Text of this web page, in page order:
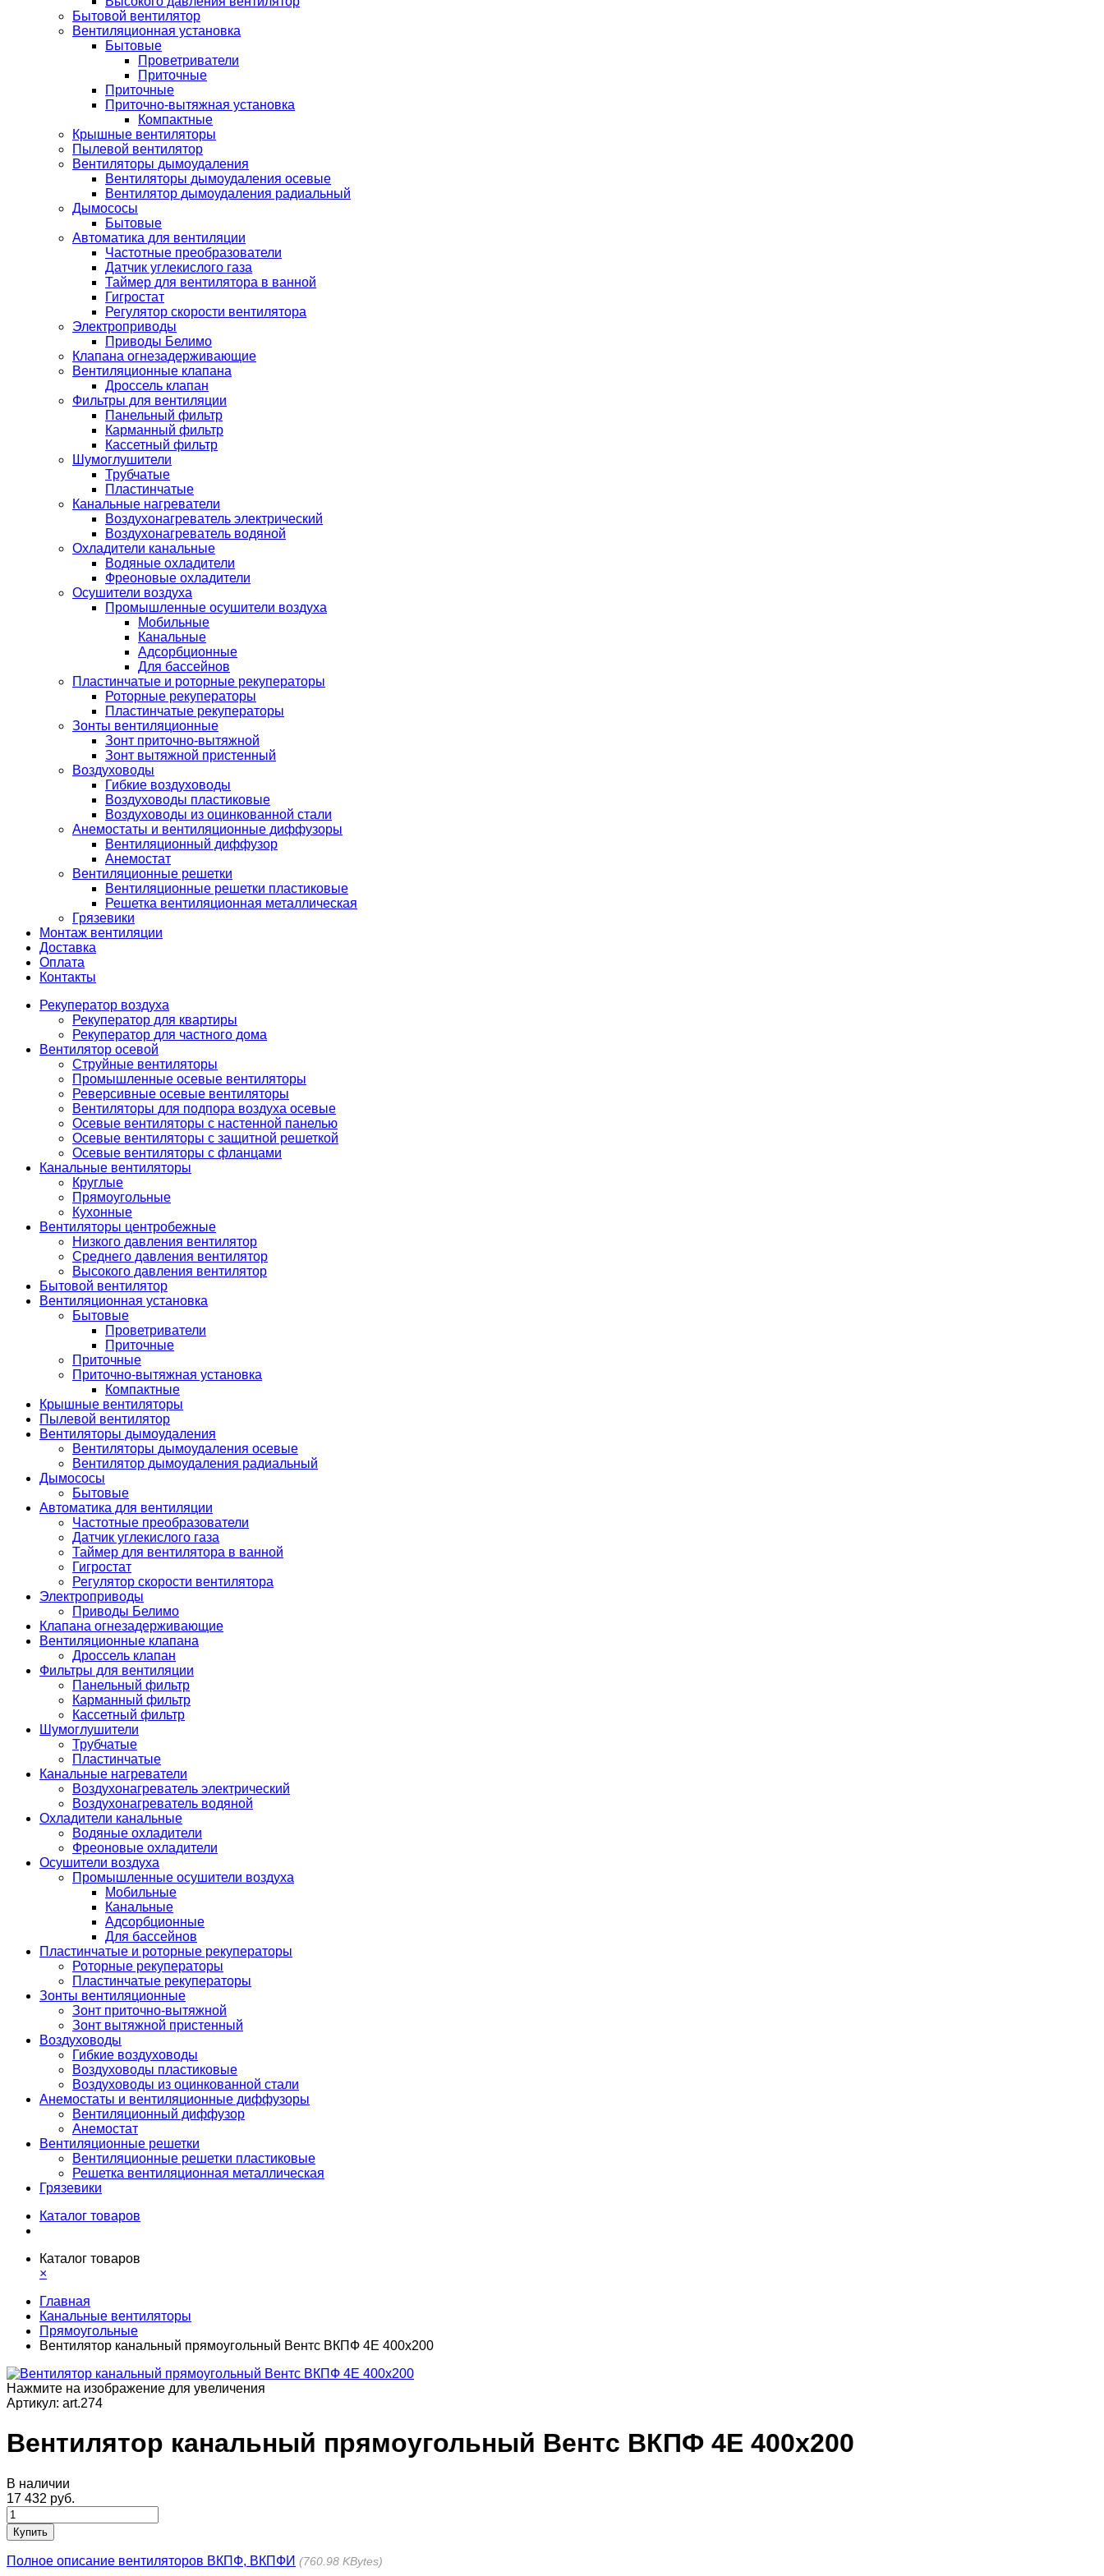
Бытовой вентилятор
Вентиляционная установка
Бытовые
Проветриватели
Приточные
Приточные
Приточно-вытяжная установка
Компактные
Крышные вентиляторы
Пылевой вентилятор
Вентиляторы дымоудаления
Вентиляторы дымоудаления осевые
Вентилятор дымоудаления радиальный
Дымососы
Бытовые
Автоматика для вентиляции
Частотные преобразователи
Датчик углекислого газа
Таймер для вентилятора в ванной
Гигростат
Регулятор скорости вентилятора
Электроприводы
Приводы Белимо
Клапана огнезадерживающие
Вентиляционные клапана
Дроссель клапан
Фильтры для вентиляции
Панельный фильтр
Карманный фильтр
Кассетный фильтр
Шумоглушители
Трубчатые
Пластинчатые
Канальные нагреватели
Воздухонагреватель электрический
Воздухонагреватель водяной
Охладители канальные
Водяные охладители
Фреоновые охладители
Осушители воздуха
Промышленные осушители воздуха
Мобильные
Канальные
Адсорбционные
Для бассейнов
Пластинчатые и роторные рекуператоры
Роторные рекуператоры
Пластинчатые рекуператоры
Зонты вентиляционные
Зонт приточно-вытяжной
Зонт вытяжной пристенный
Воздуховоды
Гибкие воздуховоды
Воздуховоды пластиковые
Воздуховоды из оцинкованной стали
Анемостаты и вентиляционные диффузоры
Вентиляционный диффузор
Анемостат
Вентиляционные решетки
Вентиляционные решетки пластиковые
Решетка вентиляционная металлическая
Грязевики
Монтаж вентиляции
Доставка
Оплата
Контакты
Рекуператор воздуха
Рекуператор для квартиры
Рекуператор для частного дома
Вентилятор осевой
Струйные вентиляторы
Промышленные осевые вентиляторы
Реверсивные осевые вентиляторы
Вентиляторы для подпора воздуха осевые
Осевые вентиляторы с настенной панелью
Осевые вентиляторы с защитной решеткой
Осевые вентиляторы с фланцами
Канальные вентиляторы
Круглые
Прямоугольные
Кухонные
Вентиляторы центробежные
Низкого давления вентилятор
Среднего давления вентилятор
Высокого давления вентилятор
Бытовой вентилятор
Вентиляционная установка
Бытовые
Проветриватели
Приточные
Приточные
Приточно-вытяжная установка
Компактные
Крышные вентиляторы
Пылевой вентилятор
Вентиляторы дымоудаления
Вентиляторы дымоудаления осевые
Вентилятор дымоудаления радиальный
Дымососы
Бытовые
Автоматика для вентиляции
Частотные преобразователи
Датчик углекислого газа
Таймер для вентилятора в ванной
Гигростат
Регулятор скорости вентилятора
Электроприводы
Приводы Белимо
Клапана огнезадерживающие
Вентиляционные клапана
Дроссель клапан
Фильтры для вентиляции
Панельный фильтр
Карманный фильтр
Кассетный фильтр
Шумоглушители
Трубчатые
Пластинчатые
Канальные нагреватели
Воздухонагреватель электрический
Воздухонагреватель водяной
Охладители канальные
Водяные охладители
Фреоновые охладители
Осушители воздуха
Промышленные осушители воздуха
Мобильные
Канальные
Адсорбционные
Для бассейнов
Пластинчатые и роторные рекуператоры
Роторные рекуператоры
Пластинчатые рекуператоры
Зонты вентиляционные
Зонт приточно-вытяжной
Зонт вытяжной пристенный
Воздуховоды
Гибкие воздуховоды
Воздуховоды пластиковые
Воздуховоды из оцинкованной стали
Анемостаты и вентиляционные диффузоры
Вентиляционный диффузор
Анемостат
Вентиляционные решетки
Вентиляционные решетки пластиковые
Решетка вентиляционная металлическая
Грязевики
Каталог товаров
Каталог товаров
×
Главная
Канальные вентиляторы
Прямоугольные
Вентилятор канальный прямоугольный Вентс ВКПФ 4Е 400х200
Нажмите на изображение для увеличения
Артикул: art.274
Вентилятор канальный прямоугольный Вентс ВКПФ 4Е 400х200
В наличии
17 432 руб.
Купить
Полное описание вентиляторов ВКПФ, ВКПФИ 760.98 KBytes